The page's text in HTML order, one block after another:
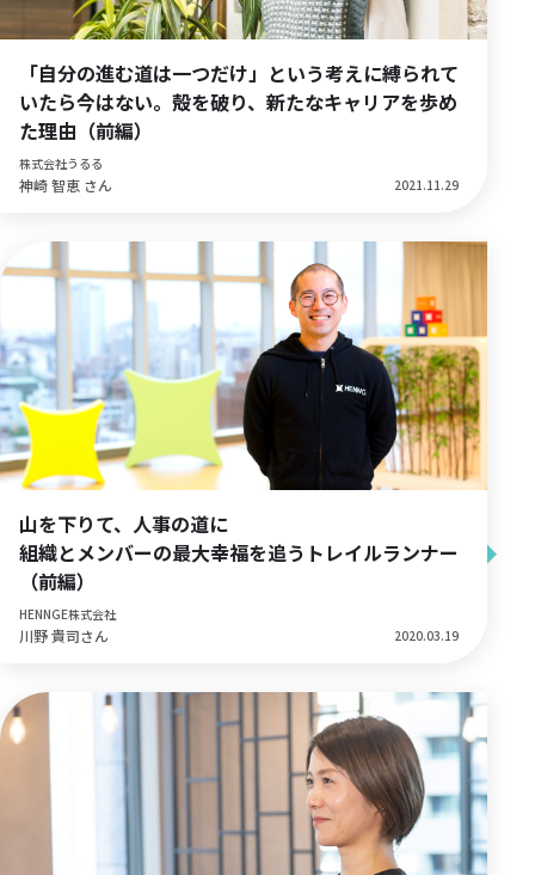
「自分の進む道は一つだけ」という考えに縛られて
いたら今はない。殻を破り、新たなキャリアを歩め
た理由（前編）
株式会社うるる
神崎 智恵 さん 2021.11.29
山を下りて、人事の道に
組織とメンバーの最大幸福を追うトレイルランナー
（前編）
HENNGE株式会社
川野 貴司さん 2020.03.19